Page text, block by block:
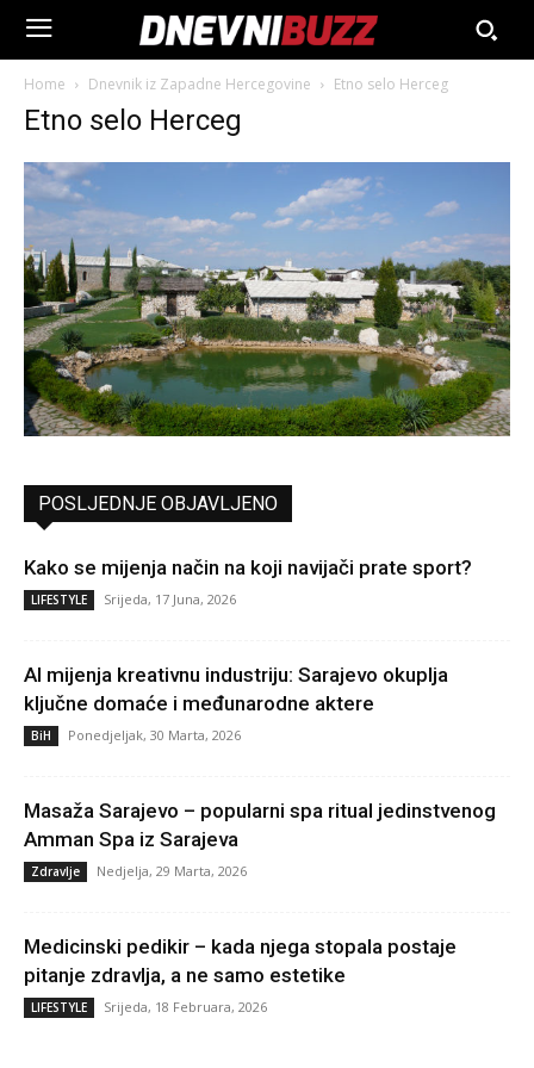
Home Dnevnik iz Zapadne Hercegovine Etno selo Herceg
Etno selo Herceg
POSLJEDNJE OBJAVLJENO
Kako se mijenja način na koji navijači prate sport?
LIFESTYLE Srijeda, 17 Juna, 2026
AI mijenja kreativnu industriju: Sarajevo okuplja
ključne domaće i međunarodne aktere
BiH Ponedjeljak, 30 Marta, 2026
Masaža Sarajevo – popularni spa ritual jedinstvenog
Amman Spa iz Sarajeva
Zdravlje Nedjelja, 29 Marta, 2026
Medicinski pedikir – kada njega stopala postaje
pitanje zdravlja, a ne samo estetike
LIFESTYLE Srijeda, 18 Februara, 2026